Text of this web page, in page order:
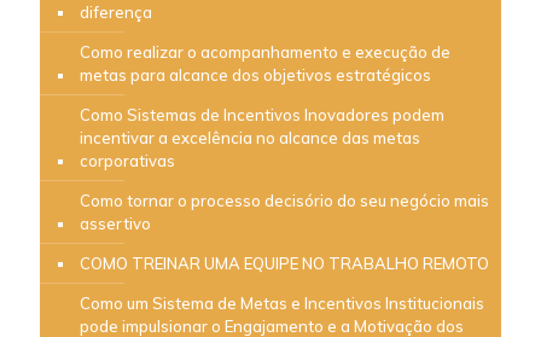
diferença
Como realizar o acompanhamento e execução de
metas para alcance dos objetivos estratégicos
Como Sistemas de Incentivos Inovadores podem
incentivar a excelência no alcance das metas
corporativas
Como tornar o processo decisório do seu negócio mais
assertivo
COMO TREINAR UMA EQUIPE NO TRABALHO REMOTO
Como um Sistema de Metas e Incentivos Institucionais
pode impulsionar o Engajamento e a Motivação dos